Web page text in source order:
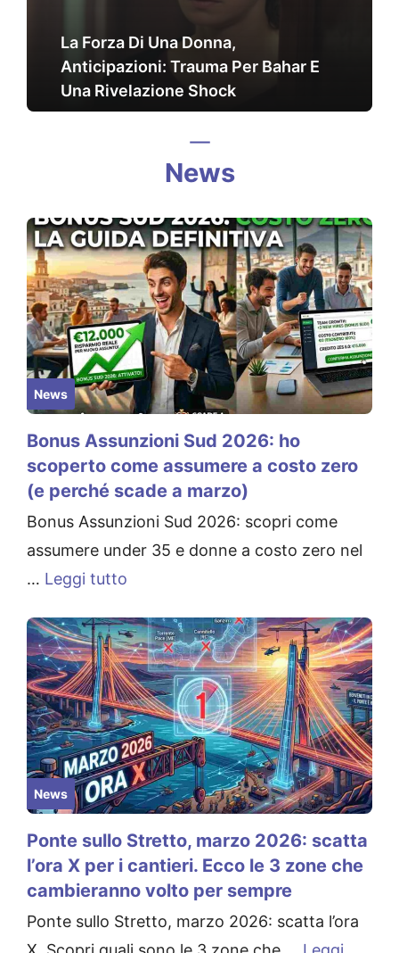
La Forza Di Una Donna,
Anticipazioni: Trauma Per Bahar E
Una Rivelazione Shock
News
News
Bonus Assunzioni Sud 2026: ho
scoperto come assumere a costo zero
(e perché scade a marzo)
Bonus Assunzioni Sud 2026: scopri come
assumere under 35 e donne a costo zero nel
… Leggi tutto
News
Ponte sullo Stretto, marzo 2026: scatta
l’ora X per i cantieri. Ecco le 3 zone che
cambieranno volto per sempre
Ponte sullo Stretto, marzo 2026: scatta l’ora